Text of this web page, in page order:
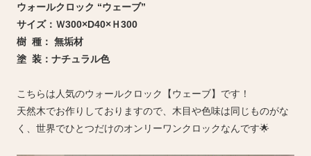
ウォールクロック “ウェーブ”
サイズ：Ｗ300×D40×Ｈ300
樹 種： 無垢材
塗 装：ナチュラル色
こちらは人気のウォールクロック【ウェーブ】です！
天然木でお作りしておりますので、木目や色味は同じものがな
く、世界でひとつだけのオンリーワンクロックなんです🌟